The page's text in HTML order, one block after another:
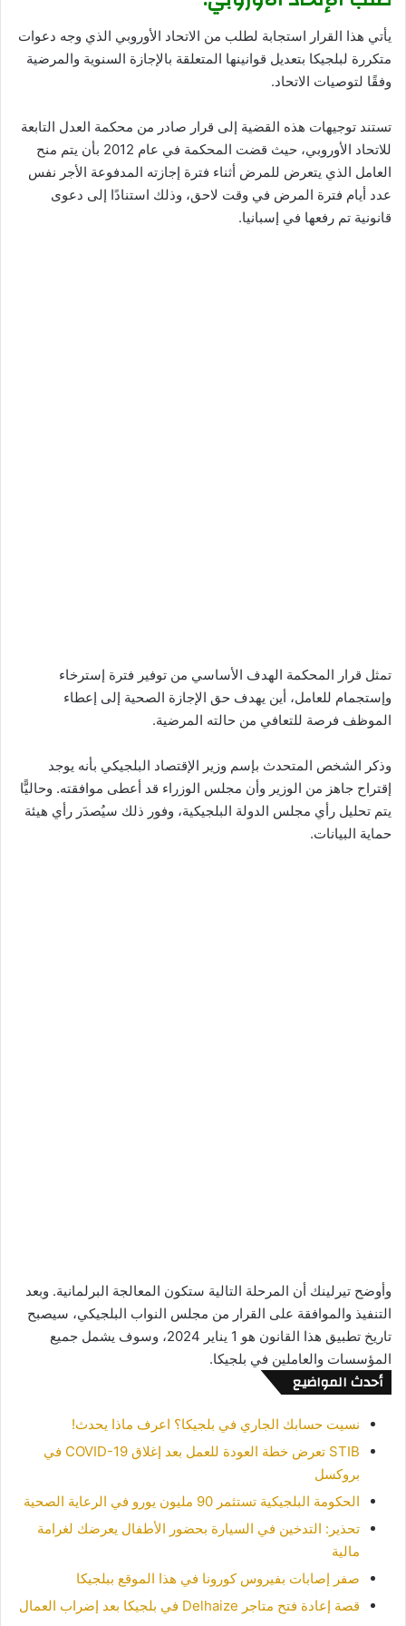
يأتي هذا القرار استجابة لطلب من الاتحاد الأوروبي الذي وجه دعوات
متكررة لبلجيكا بتعديل قوانينها المتعلقة بالإجازة السنوية والمرضية
وفقًا لتوصيات الاتحاد.
تستند توجيهات هذه القضية إلى قرار صادر من محكمة العدل التابعة
للاتحاد الأوروبي، حيث قضت المحكمة في عام 2012 بأن يتم منح
العامل الذي يتعرض للمرض أثناء فترة إجازته المدفوعة الأجر نفس
عدد أيام فترة المرض في وقت لاحق، وذلك استنادًا إلى دعوى
قانونية تم رفعها في إسبانيا.
تمثل قرار المحكمة الهدف الأساسي من توفير فترة إسترخاء
وإستجمام للعامل، أين يهدف حق الإجازة الصحية إلى إعطاء
الموظف فرصة للتعافي من حالته المرضية.
وذكر الشخص المتحدث بإسم وزير الإقتصاد البلجيكي بأنه يوجد
إقتراح جاهز من الوزير وأن مجلس الوزراء قد أعطى موافقته. وحاليًّا
يتم تحليل رأي مجلس الدولة البلجيكية، وفور ذلك سيُصدَر رأي هيئة
حماية البيانات.
وأوضح تيرلينك أن المرحلة التالية ستكون المعالجة البرلمانية. وبعد
التنفيذ والموافقة على القرار من مجلس النواب البلجيكي، سيصبح
تاريخ تطبيق هذا القانون هو 1 يناير 2024، وسوف يشمل جميع
المؤسسات والعاملين في بلجيكا.
أحدث المواضيع
نسيت حسابك الجاري في بلجيكا؟ اعرف ماذا يحدث!
STIB تعرض خطة العودة للعمل بعد إغلاق COVID-19 في
بروكسل
الحكومة البلجيكية تستثمر 90 مليون يورو في الرعاية الصحية
تحذير: التدخين في السيارة بحضور الأطفال يعرضك لغرامة
مالية
صفر إصابات بفيروس كورونا في هذا الموقع ببلجيكا
قصة إعادة فتح متاجر Delhaize في بلجيكا بعد إضراب العمال